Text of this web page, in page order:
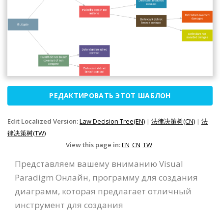
РЕДАКТИРОВАТЬ ЭТОТ ШАБЛОН
Edit Localized Version:Law Decision Tree(EN) | 法律决策树(CN) | 法
律决策树(TW)
View this page in:EN CN TW
Представляем вашему вниманию Visual
Paradigm Онлайн, программу для создания
диаграмм, которая предлагает отличный
инструмент для создания